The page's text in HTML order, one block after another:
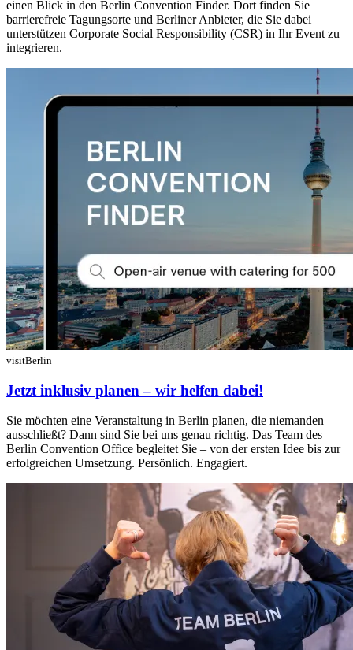
einen Blick in den Berlin Convention Finder. Dort finden Sie
barrierefreie Tagungsorte und Berliner Anbieter, die Sie dabei
unterstützen Corporate Social Responsibility (CSR) in Ihr Event zu
integrieren.
visitBerlin
Jetzt inklusiv planen – wir helfen dabei!
Sie möchten eine Veranstaltung in Berlin planen, die niemanden
ausschließt? Dann sind Sie bei uns genau richtig. Das Team des
Berlin Convention Office begleitet Sie – von der ersten Idee bis zur
erfolgreichen Umsetzung. Persönlich. Engagiert.